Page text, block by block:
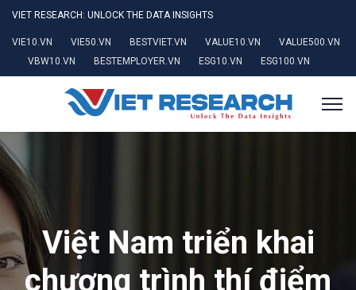
VIET RESEARCH: UNLOCK THE DATA INSIGHTS
VIE10.VN VIE50.VN BESTVIET.VN VALUE10.VN
VALUE500.VN
VBW10.VN
BESTEMPLOYER.VN ESG10.VN ESG100.VN
Việt Nam triển khai
chương trình thí điểm